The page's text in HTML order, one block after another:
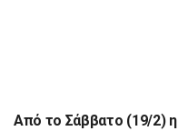
ΕΠΙΚΑΙΡΌΤΗΤΑ
Από το Σάββατο (19/2)